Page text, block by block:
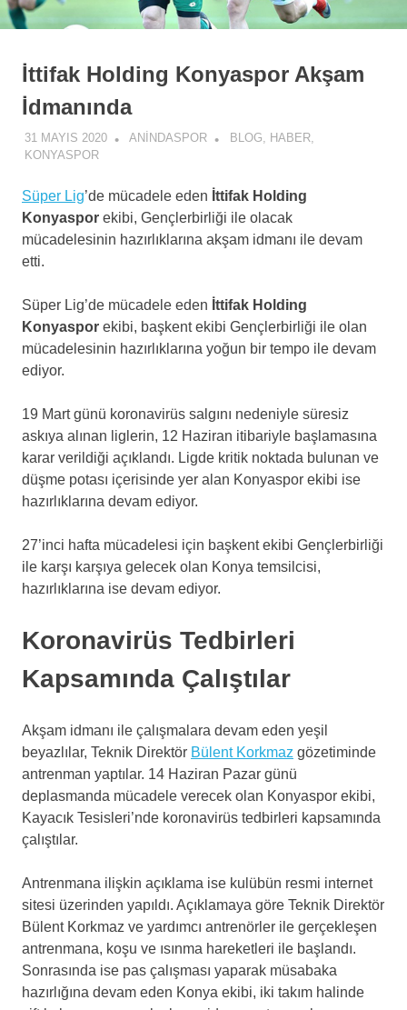
İttifak Holding Konyaspor Akşam
İdmanında
31 MAYIS 2020 ANINDASPOR BLOG, HABER,
KONYASPOR
Süper Lig’de mücadele eden İttifak Holding
Konyaspor ekibi, Gençlerbirliği ile olacak
mücadelesinin hazırlıklarına akşam idmanı ile devam
etti.
Süper Lig’de mücadele eden İttifak Holding
Konyaspor ekibi, başkent ekibi Gençlerbirliği ile olan
mücadelesinin hazırlıklarına yoğun bir tempo ile devam
ediyor.
19 Mart günü koronavirüs salgını nedeniyle süresiz
askıya alınan liglerin, 12 Haziran itibariyle başlamasına
karar verildiği açıklandı. Ligde kritik noktada bulunan ve
düşme potası içerisinde yer alan Konyaspor ekibi ise
hazırlıklarına devam ediyor.
27’inci hafta mücadelesi için başkent ekibi Gençlerbirliği
ile karşı karşıya gelecek olan Konya temsilcisi,
hazırlıklarına ise devam ediyor.
Koronavirüs Tedbirleri
Kapsamında Çalıştılar
Akşam idmanı ile çalışmalara devam eden yeşil
beyazlılar, Teknik Direktör Bülent Korkmaz gözetiminde
antrenman yaptılar. 14 Haziran Pazar günü
deplasmanda mücadele verecek olan Konyaspor ekibi,
Kayacık Tesisleri’nde koronavirüs tedbirleri kapsamında
çalıştılar.
Antrenmana ilişkin açıklama ise kulübün resmi internet
sitesi üzerinden yapıldı. Açıklamaya göre Teknik Direktör
Bülent Korkmaz ve yardımcı antrenörler ile gerçekleşen
antrenmana, koşu ve ısınma hareketleri ile başlandı.
Sonrasında ise pas çalışması yaparak müsabaka
hazırlığına devam eden Konya ekibi, iki takım halinde